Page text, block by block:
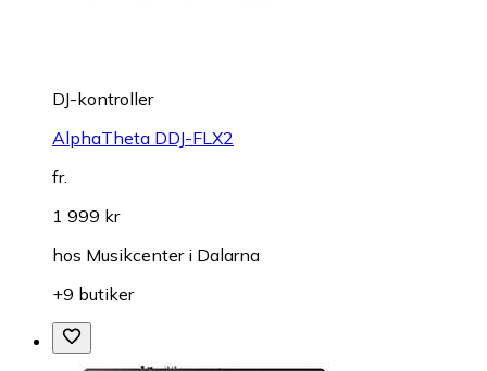
DJ-kontroller
AlphaTheta DDJ-FLX2
fr.
1 999 kr
hos Musikcenter i Dalarna
+9 butiker